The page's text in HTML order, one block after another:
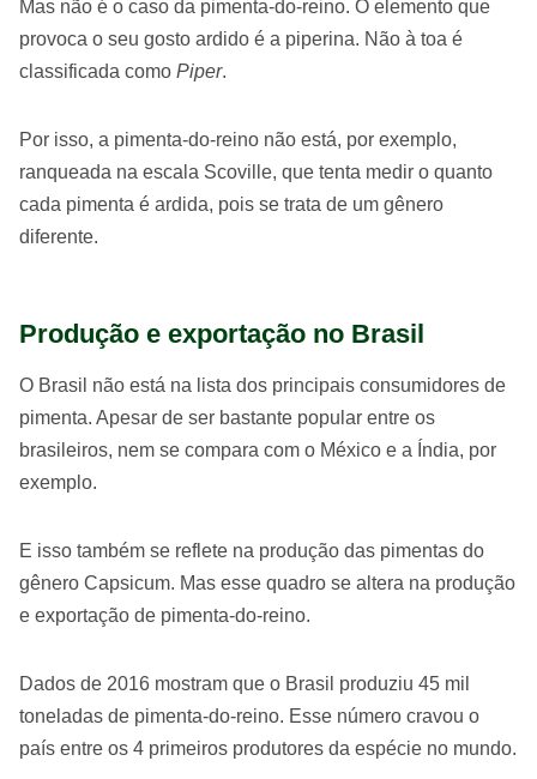
Mas não é o caso da pimenta-do-reino. O elemento que
provoca o seu gosto ardido é a piperina. Não à toa é
classificada como Piper.
Por isso, a pimenta-do-reino não está, por exemplo,
ranqueada na escala Scoville, que tenta medir o quanto
cada pimenta é ardida, pois se trata de um gênero
diferente.
Produção e exportação no Brasil
O Brasil não está na lista dos principais consumidores de
pimenta. Apesar de ser bastante popular entre os
brasileiros, nem se compara com o México e a Índia, por
exemplo.
E isso também se reflete na produção das pimentas do
gênero Capsicum. Mas esse quadro se altera na produção
e exportação de pimenta-do-reino.
Dados de 2016 mostram que o Brasil produziu 45 mil
toneladas de pimenta-do-reino. Esse número cravou o
país entre os 4 primeiros produtores da espécie no mundo.